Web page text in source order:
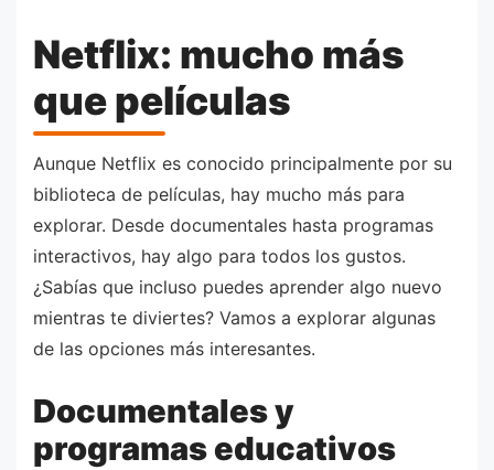
Netflix: mucho más
que películas
Aunque Netflix es conocido principalmente por su
biblioteca de películas, hay mucho más para
explorar. Desde documentales hasta programas
interactivos, hay algo para todos los gustos.
¿Sabías que incluso puedes aprender algo nuevo
mientras te diviertes? Vamos a explorar algunas
de las opciones más interesantes.
Documentales y
programas educativos